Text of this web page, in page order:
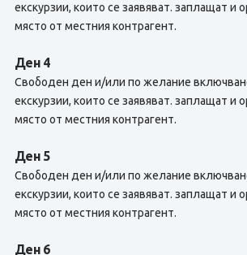
екскурзии, които се заявяват. заплащат и
място от местния контрагент.
Ден 4
Свободен ден и/или по желание
екскурзии, които се заявяват. заплащат и
място от местния контрагент.
Ден 5
Свободен ден и/или по желание
екскурзии, които се заявяват. заплащат и
място от местния контрагент.
Ден 6